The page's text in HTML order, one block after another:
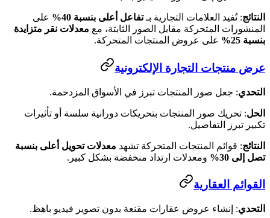
النتائج: تُفيد العلامات التجارية بـتفاعل أعلى بنسبة 40%
على
المنشورات المتحركة مقابل الصور الثابتة، مع معدلات نقر متزايدة
بنسبة 25%
على عروض المنتجات المتحركة.
عرض منتجات التجارة الإلكترونية
التحدي: جعل صور المنتجات تبرز في الأسواق المزدحمة.
الحل: تحريك صور المنتجات بتحريكات دورانية سلسة أو تأثيرات
تكبير تبرز التفاصيل.
النتائج: قوائم المنتجات المتحركة تشهد معدلات تحويل أعلى بنسبة
تصل إلى 30%
ومعدلات ارتداد منخفضة بشكل كبير.
القوائم العقارية
التحدي: إنشاء عروض عقارات مقنعة بدون تصوير فيديو باهظ.